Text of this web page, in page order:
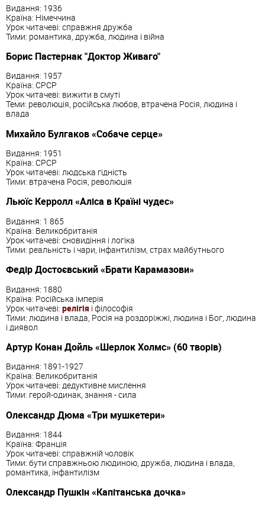
Видання: 1936
Країна: Німеччина
Урок читачеві: справжня дружба
Тими: романтика, дружба, людина і війна
Борис Пастернак "Доктор Живаго"
Видання: 1957
Країна: СРСР
Урок читачеві: вижити в смуті
Теми: революція, російська любов, втрачена Росія, людина і
влада
Михайло Булгаков «Собаче серце»
Видання: 1951
Країна: СРСР
Урок читачеві: людська гідність
Тими: втрачена Росія, революція
Льюїс Керролл «Аліса в Країні чудес»
Видання: 1 865
Країна: Великобританія
Урок читачеві: сновидіння і логіка
Тими: реальність і чари, інфантилізм, страх майбутнього
Федір Достоєвський «Брати Карамазови»
Видання: 1880
Країна: Російська імперія
Урок читачеві: релігія і філософія
Тими: людина і влада, Росія на роздоріжжі, людина і Бог, людина
і диявол
Артур Конан Дойль «Шерлок Холмс» (60 творів)
Видання: 1891-1927
Країна: Великобританія
Урок читачеві: дедуктивне мислення
Тими: герой-одинак, знання - сила
Олександр Дюма «Три мушкетери»
Видання: 1844
Країна: Франція
Урок читачеві: справжній чоловік
Тими: бути справжньою людиною, дружба, людина і влада,
романтика, інфантилізм
Олександр Пушкін «Капітанська дочка»